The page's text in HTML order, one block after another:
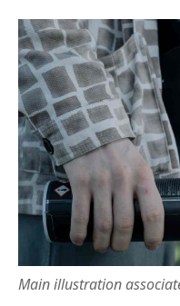
Main illustration